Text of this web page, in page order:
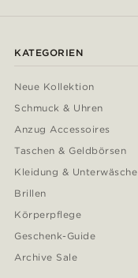
KATEGORIEN
Neue Kollektion
Schmuck & Uhren
Anzug Accessoires
Taschen & Geldbörsen
Kleidung & Unterwäsche
Brillen
Körperpflege
Geschenk-Guide
Archive Sale